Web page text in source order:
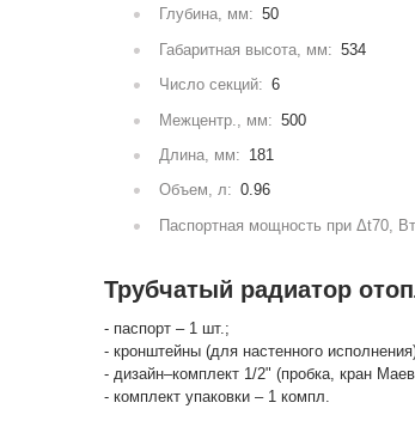
Глубина, мм: 50
Габаритная высота, мм: 534
Число секций: 6
Межцентр., мм: 500
Длина, мм: 181
Объем, л: 0.96
Паспортная мощность при Δt70,
Трубчатый радиатор
- паспорт – 1 шт.;
- кронштейны (для настенного
- дизайн–комплект 1/2" (пробка, кран
- комплект упаковки – 1 компл.